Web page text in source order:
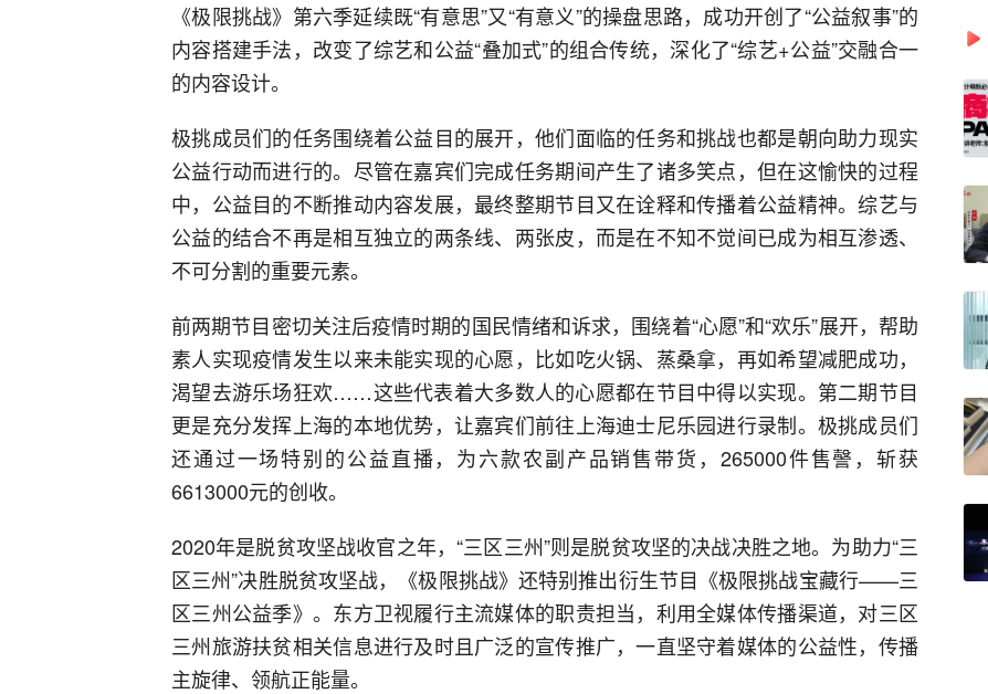
《极限挑战》第六季延续既“有意思”又“有意义”的操盘思路，成功开创了“公益叙事”的
内容搭建手法，改变了综艺和公益“叠加式”的组合传统，深化了“综艺+公益”交融合一
的内容设计。
极挑成员们的任务围绕着公益目的展开，他们面临的任务和挑战也都是朝向助力现实
公益行动而进行的。尽管在嘉宾们完成任务期间产生了诸多笑点，但在这愉快的过程
中，公益目的不断推动内容发展，最终整期节目又在诠释和传播着公益精神。综艺与
公益的结合不再是相互独立的两条线、两张皮，而是在不知不觉间已成为相互渗透、
不可分割的重要元素。
前两期节目密切关注后疫情时期的国民情绪和诉求，围绕着“心愿”和“欢乐”展开，帮助
素人实现疫情发生以来未能实现的心愿，比如吃火锅、蒸桑拿，再如希望减肥成功，
渴望去游乐场狂欢……这些代表着大多数人的心愿都在节目中得以实现。第二期节目
更是充分发挥上海的本地优势，让嘉宾们前往上海迪士尼乐园进行录制。极挑成员们
还通过一场特别的公益直播，为六款农副产品销售带货，265000件售謦，斩获
6613000元的创收。
2020年是脱贫攻坚战收官之年，“三区三州”则是脱贫攻坚的决战决胜之地。为助力“三
区三州”决胜脱贫攻坚战，《极限挑战》还特别推出衍生节目《极限挑战宝藏行——三
区三州公益季》。东方卫视履行主流媒体的职责担当，利用全媒体传播渠道，对三区
三州旅游扶贫相关信息进行及时且广泛的宣传推广，一直坚守着媒体的公益性，传播
主旋律、领航正能量。